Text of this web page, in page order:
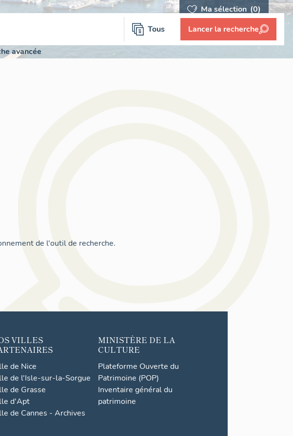
Ma sélection (0)
Tous Lancer la recherche
avancée
de l'outil de recherche.
VILLES
de Nice
de l'Isle-sur-la-Sorgue
de Grasse
d'Apt
de Cannes - Archives
MINISTÈRE DE LA
CULTURE
Plateforme Ouverte du
Patrimoine (POP)
Inventaire général du
patrimoine